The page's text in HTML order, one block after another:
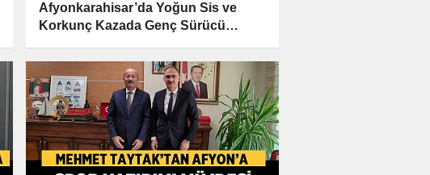
Afyonkarahisar’da Yoğun Sis ve
Korkunç Kazada Genç Sürücü